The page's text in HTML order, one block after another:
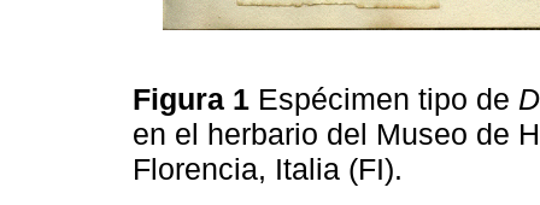
Figura 1 Espécimen tipo de
en el herbario del Museo de
Florencia, Italia (FI).